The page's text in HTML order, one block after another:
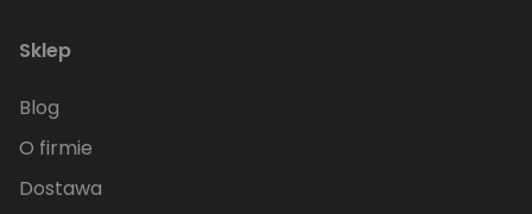
Sklep
Blog
O firmie
Dostawa